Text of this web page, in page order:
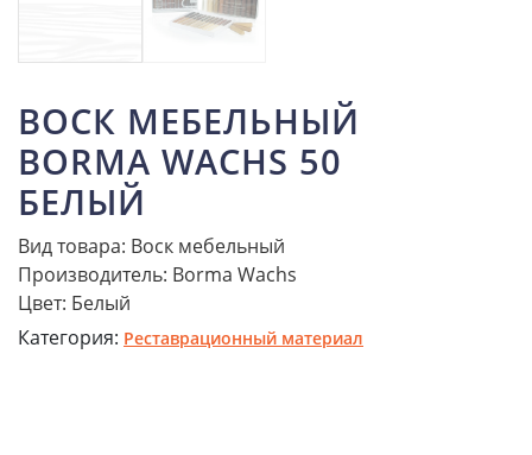
ВОСК МЕБЕЛЬНЫЙ
BORMA WACHS 50
БЕЛЫЙ
Вид товара: Воск мебельный
Производитель: Borma Wachs
Цвет: Белый
Категория: Реставрационный материал